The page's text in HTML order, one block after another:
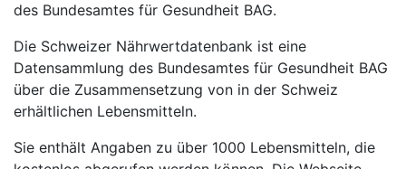
Rubriken
des Bundesamtes für Gesundheit BAG.
Die Schweizer Nährwertdatenbank ist eine
Datensammlung des Bundesamtes für Gesundheit BAG
über die Zusammensetzung von in der Schweiz
erhältlichen Lebensmitteln.
Sie enthält Angaben zu über 1000 Lebensmitteln, die